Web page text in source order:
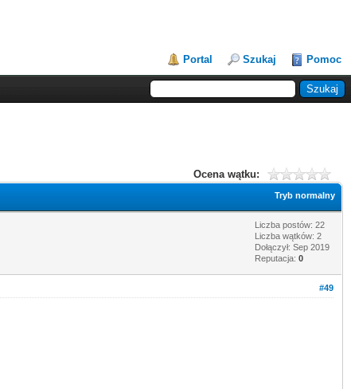
Portal Szukaj Pomoc
Ocena wątku:
Tryb normalny
Liczba postów: 22
Liczba wątków: 2
Dołączył: Sep 2019
Reputacja: 0
#49